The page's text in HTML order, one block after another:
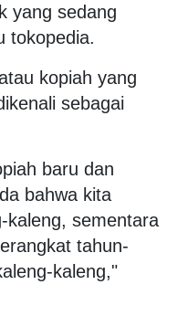
yang sedang
tokopedia.
kopiah yang
sebagai
baru dan
bahwa kita
kaleng, sementara
tahun-
kaleng,"